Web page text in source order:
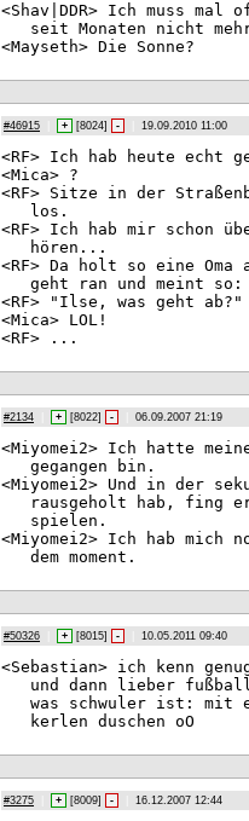
<Shav|DDR> Ich muss
seit Monaten nicht
<Mayseth> Die Sonne?
#46915 + [8024] - 19.09.2010 11:00
<RF> Ich hab heute echt
<Mica> ?
<RF> Sitze in der
los.
<RF> Ich hab mir schon
hören...
<RF> Da holt so eine
geht ran und meint so:
<RF> "Ilse, was geht ab?"
<Mica> LOL!
<RF> ...
#2134 + [8022] - 06.09.2007 21:19
<Miyomei2> Ich hatte
gegangen bin.
<Miyomei2> Und in der
rausgeholt hab, fing er
spielen.
<Miyomei2> Ich hab mich
dem moment.
#50326 + [8015] - 10.05.2011 09:40
<Se bastian> ich kenn
und dann lieber
was schwuler ist: mit
kerlen duschen oO
#3275 + [8009] - 16.12.2007 12:44